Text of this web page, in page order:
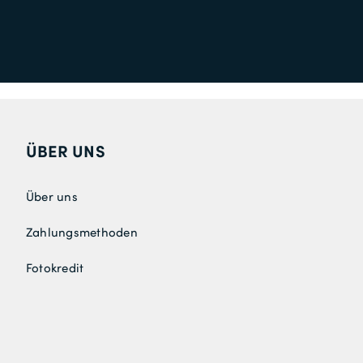
ÜBER UNS
Über uns
Zahlungsmethoden
Fotokredit